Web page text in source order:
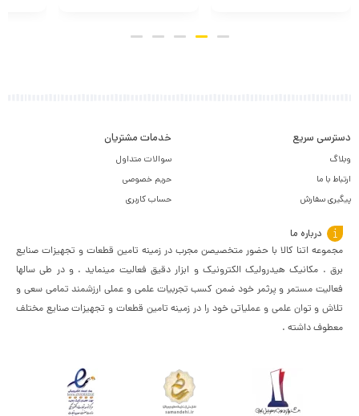
دسترسی سریع
وبلاگ
ارتباط با ما
پیگیری سفارش
خدمات مشتریان
سوالات متداول
حریم خصوصی
حساب کاربری
درباره ما
مجموعه اتنا کالا با حضور متخصیصن مجرب در زمینه تامین قطعات و تجهیزات صنایع
برق . مکانیک هیدرولیک الکترونیک و ابزار دقیق فعالیت مینماید . و در طی سالها
فعالیت مستمر و پرثمر خود ضمن کسب تجربیات علمی و عملی ارزشمند تمامی سعی و
تلاش و توان علمی و عملیاتی خود را در زمینه تامین قطعات و تجهیزات صنایع مختلف
معطوف داشته .